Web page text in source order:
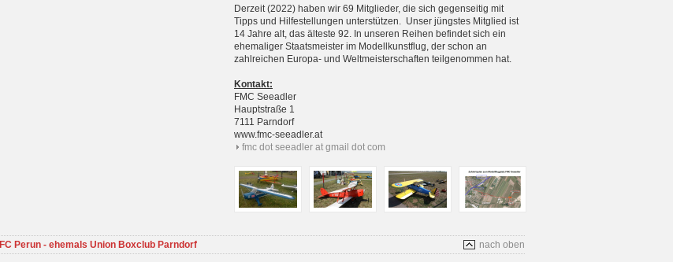
Derzeit (2022) haben wir 69 Mitglieder, die sich gegenseitig mit
Tipps und Hilfestellungen unterstützen. Unser jüngstes Mitglied ist
14 Jahre alt, das älteste 92. In unseren Reihen befindet sich ein
ehemaliger Staatsmeister im Modellkunstflug, der schon an
zahlreichen Europa- und Weltmeister­schaften teilgenommen hat.
Kontakt:
FMC Seeadler
Hauptstraße 1
7111 Parndorf
www.fmc-seeadler.at
fmc dot seeadler at gmail dot com
nach oben
FC Perun - ehemals Union Boxclub Parndorf